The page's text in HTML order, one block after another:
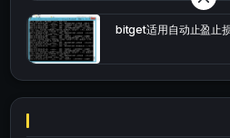
bitget适用自动止盈止